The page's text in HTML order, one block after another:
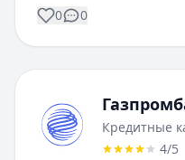
0 0
Кредитные
4/5